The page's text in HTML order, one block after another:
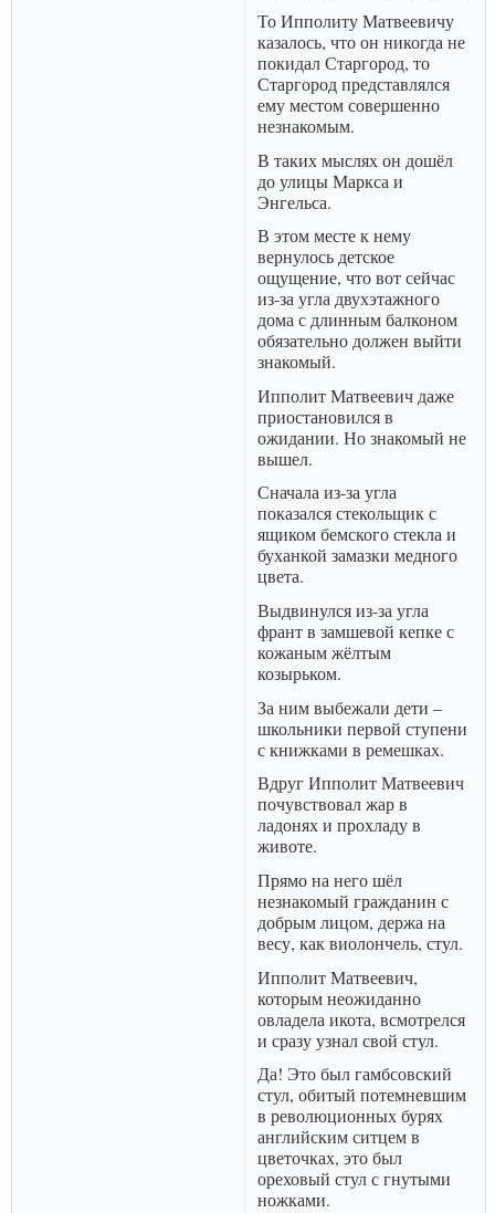
То Ипполиту Матвеевичу
казалось, что он никогда не
покидал Старгород, то
Старгород представлялся
ему местом совершенно
незнакомым.
В таких мыслях он дошёл
до улицы Маркса и
Энгельса.
В этом месте к нему
вернулось детское
ощущение, что вот сейчас
из-за угла двухэтажного
дома с длинным балконом
обязательно должен выйти
знакомый.
Ипполит Матвеевич даже
приостановился в
ожидании. Но знакомый не
вышел.
Сначала из-за угла
показался стекольщик с
ящиком бемского стекла и
буханкой замазки медного
цвета.
Выдвинулся из-за угла
франт в замшевой кепке с
кожаным жёлтым
козырьком.
За ним выбежали дети –
школьники первой ступени
с книжками в ремешках.
Вдруг Ипполит Матвеевич
почувствовал жар в
ладонях и прохладу в
животе.
Прямо на него шёл
незнакомый гражданин с
добрым лицом, держа на
весу, как виолончель, стул.
Ипполит Матвеевич,
которым неожиданно
овладела икота, всмотрелся
и сразу узнал свой стул.
Да! Это был гамбсовский
стул, обитый потемневшим
в революционных бурях
английским ситцем в
цветочках, это был
ореховый стул с гнутыми
ножками.